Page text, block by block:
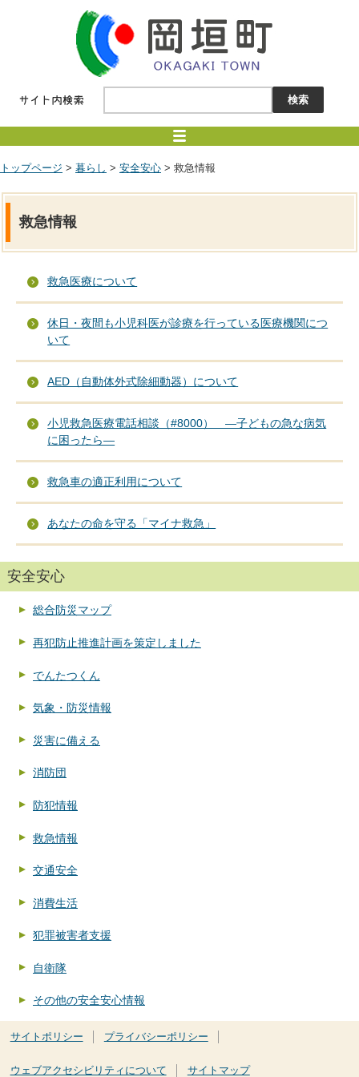
トップページ > 暮らし > 安全安心 > 救急情報
救急情報
救急医療について
休日・夜間も小児科医が診療を行っている医療機関につ
いて
AED（自動体外式除細動器）について
小児救急医療電話相談（#8000） ―子どもの急な病気
に困ったら―
救急車の適正利用について
あなたの命を守る「マイナ救急」
安全安心
総合防災マップ
再犯防止推進計画を策定しました
でんたつくん
気象・防災情報
災害に備える
消防団
防犯情報
救急情報
交通安全
消費生活
犯罪被害者支援
自衛隊
その他の安全安心情報
サイトポリシー プライバシーポリシー
ウェブアクセシビリティについて サイトマップ